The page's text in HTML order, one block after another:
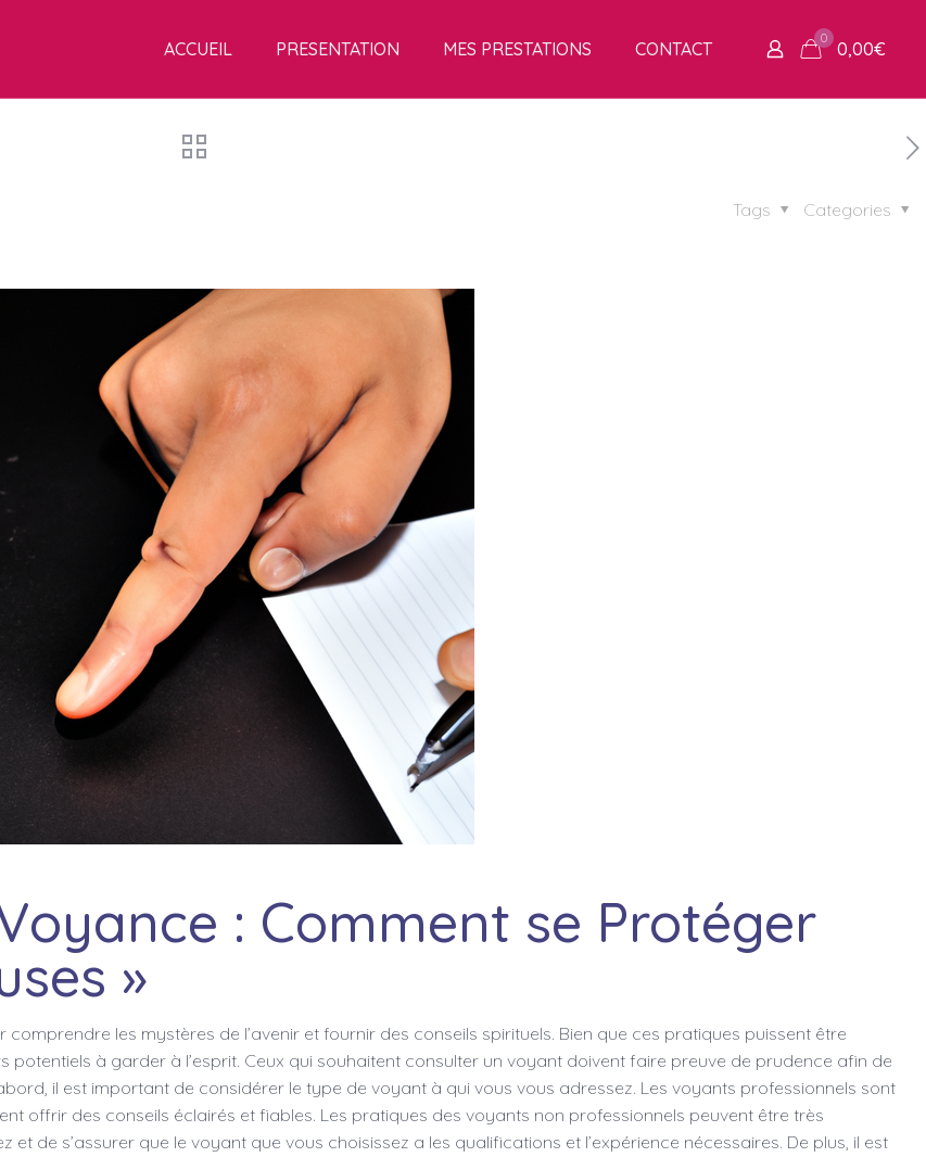
ACCUEIL PRESENTATION MES PRESTATIONS CONTACT 0 0,00€
Categories
Tags
: Comment se Protéger
»
les mystères de l’avenir et fournir des conseils spirituels. Bien que ces pratiques puissent être
à garder à l’esprit. Ceux qui souhaitent consulter un voyant doivent faire preuve de prudence afin de
il est important de considérer le type de voyant à qui vous vous adressez. Les voyants professionnels sont
offrir des conseils éclairés et fiables. Les pratiques des voyants non professionnels peuvent être très
de s’assurer que le voyant que vous choisissez a les qualifications et l’expérience nécessaires. De plus, il est